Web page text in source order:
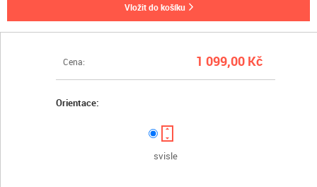
Cena: 1 099,00 Kč
Orientace:
svisle
vložit do košíku